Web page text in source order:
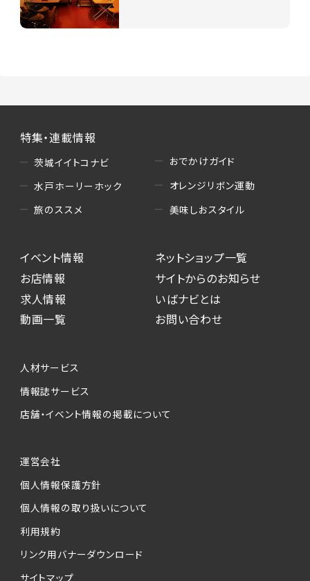
特集・連載情報
茨城イイトコナビ
水戸ホーリーホック
旅のススメ
おでかけガイド
オレンジリボン運動
美味しおスタイル
イベント情報
お店情報
求人情報
動画一覧
ネットショップ一覧
サイトからのお知らせ
いばナビとは
お問い合わせ
人材サービス
情報誌サービス
店舗・イベント情報の掲載について
運営会社
個人情報保護方針
個人情報の取り扱いについて
利用規約
リンク用バナーダウンロード
サイトマップ